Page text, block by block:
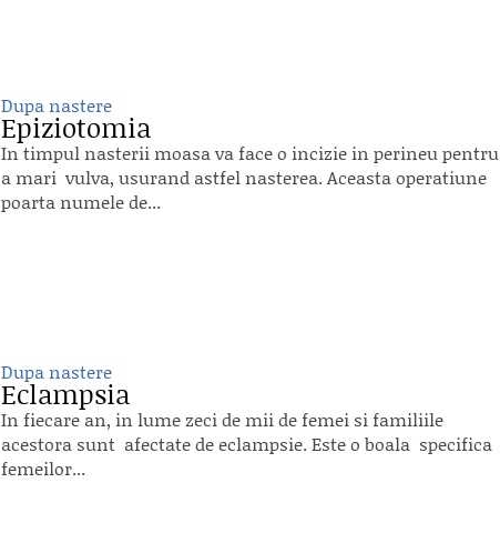
Dupa nastere
Epiziotomia
In timpul nasterii moasa va face o incizie in perineu pentru
a mari vulva, usurand astfel nasterea. Aceasta operatiune
poarta numele de...
Dupa nastere
Eclampsia
In fiecare an, in lume zeci de mii de femei si familiile
acestora sunt afectate de eclampsie. Este o boala specifica
femeilor...